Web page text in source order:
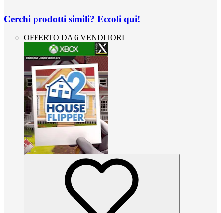
Cerchi prodotti simili? Eccoli qui!
OFFERTO DA 6 VENDITORI